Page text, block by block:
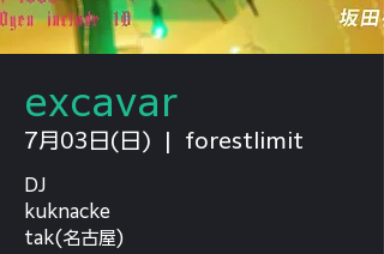
excavar
7月03日(日) forestlimit
DJ
kuknacke
tak(名古屋)